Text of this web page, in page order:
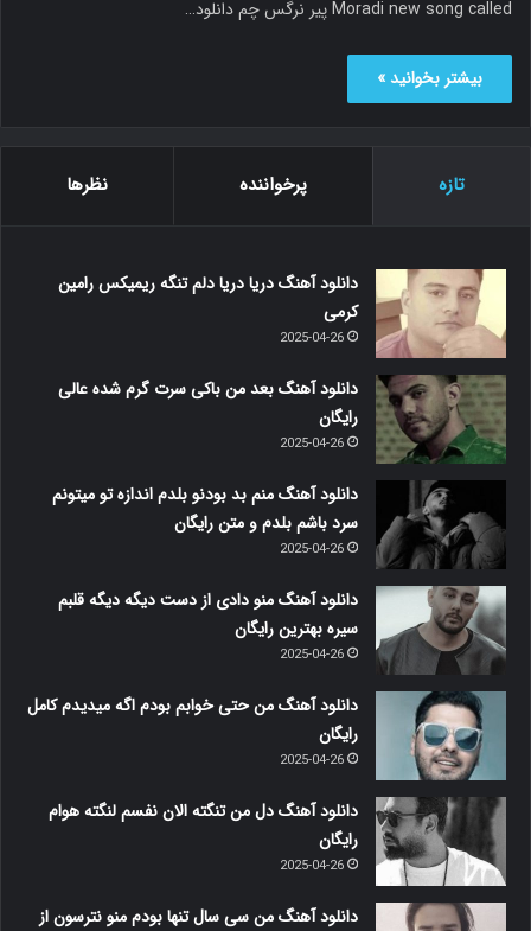
Moradi new song called پیر نرگس چم دانلود…
بیشتر بخوانید »
تازه پرخواننده نظرها
دانلود آهنگ دریا دریا دلم تنگه ریمیکس رامین
کرمی
2025-04-26
دانلود آهنگ بعد من باکی سرت گرم شده عالی
رایگان
2025-04-26
دانلود آهنگ منم بد بودنو بلدم اندازه تو میتونم
سرد باشم بلدم و متن رایگان
2025-04-26
دانلود آهنگ منو دادی از دست دیگه دیگه قلبم
سیره بهترین رایگان
2025-04-26
دانلود آهنگ من حتی خوابم بودم اگه میدیدم کامل
رایگان
2025-04-26
دانلود آهنگ دل من تنگته الان نفسم لنگته هوام
رایگان
2025-04-26
دانلود آهنگ من سی سال تنها بودم منو نترسون از